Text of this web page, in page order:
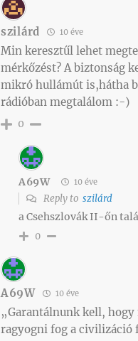
szilárd 10 éve
Min keresztűl lehet
mérkőzést? A biztonság
mikró hullámút is,hátha
rádióban megtalálom :-)
0
A69W 10 éve
Reply to szilárd
a Csehszlovák II-őn
0
A69W 10 éve
„Garantálnunk kell,
ragyogni fog a civilizáció